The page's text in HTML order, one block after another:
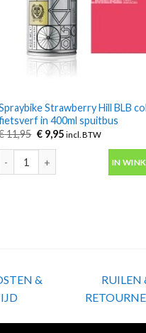
Strawberry Hill BLB
in 400ml spuitbus
11,95 Oorspronkelijke
prijs
was:
€ 11,95.
€9,95Huidige
incl. BTW
IN
&
RUILEN